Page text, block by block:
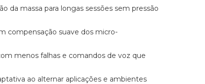
da massa para longas sessões sem pressão
compensação suave dos micro-
menos falhas e comandos de voz que
ao alternar aplicações e ambientes